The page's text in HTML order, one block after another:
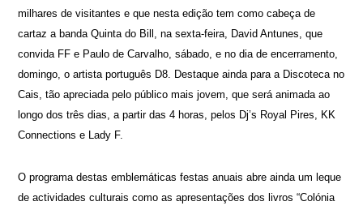
milhares de visitantes e que nesta edição tem como cabeça de
cartaz a banda Quinta do Bill, na sexta-feira, David Antunes, que
convida FF e Paulo de Carvalho, sábado, e no dia de encerramento,
domingo, o artista português D8. Destaque ainda para a Discoteca no
Cais, tão apreciada pelo público mais jovem, que será animada ao
longo dos três dias, a partir das 4 horas, pelos Dj’s Royal Pires, KK
Connections e Lady F.
O programa destas emblemáticas festas anuais abre ainda um leque
de actividades culturais como as apresentações dos livros “Colónia